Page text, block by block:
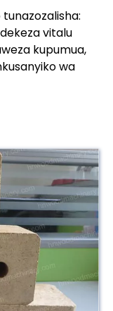
vitalu
kupumua,
wa